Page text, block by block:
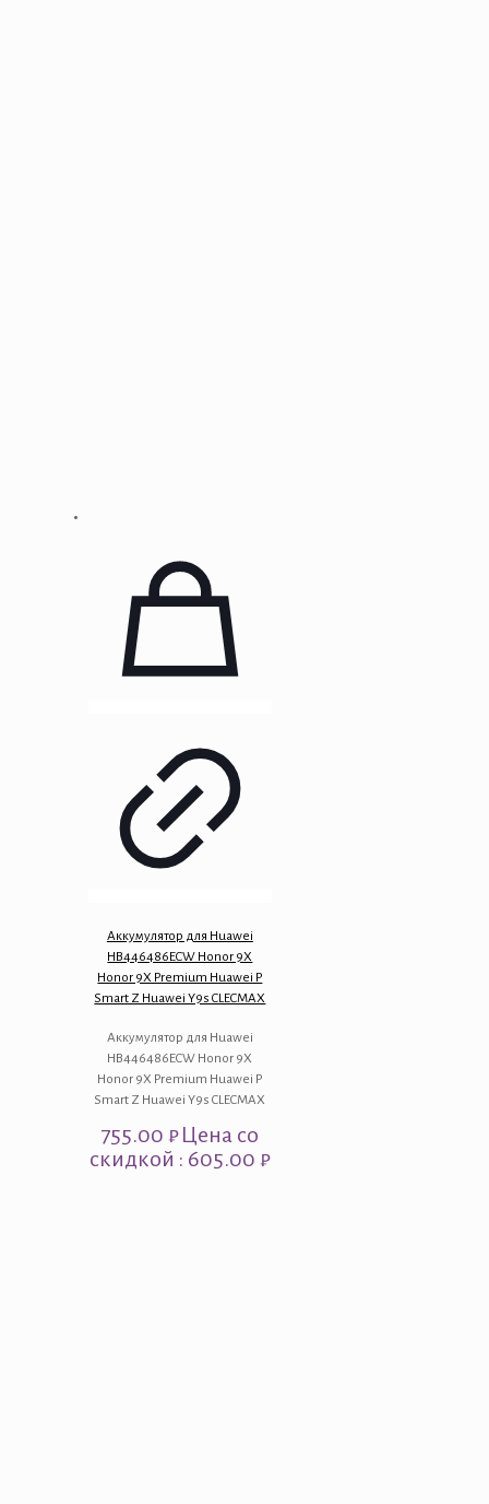
Аккумулятор для Huawei
HB446486ECW Honor 9X
Honor 9X Premium Huawei P
Smart Z Huawei Y9s CLECMAX
Аккумулятор для Huawei
HB446486ECW Honor 9X
Honor 9X Premium Huawei P
Smart Z Huawei Y9s CLECMAX
755.00₽Цена со
скидкой : 605.00 ₽